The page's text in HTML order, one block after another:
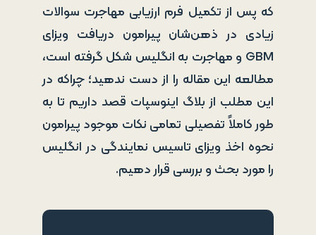
که پس از تکمیل فرم ارزیابی مهاجرت سوالات
زیادی در ذهن‌شان پیرامون دریافت ویزای
GBM و مهاجرت به انگلیس شکل گرفته است،
مطالعه این مقاله را از دست ندهید؛ چراکه در
این مطلب از بلاگ اینوسپات قصد داریم تا به
طور کاملاً تفصیلی تمامی نکات موجود پیرامون
نحوه اخذ ویزای تاسیس نمایندگی در انگلیس
را مورد بحث و بررسی قرار دهیم.